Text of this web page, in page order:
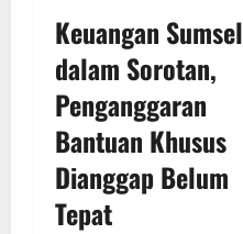
Keuangan Sumsel
dalam Sorotan,
Penganggaran
Bantuan Khusus
Dianggap Belum
Tepat